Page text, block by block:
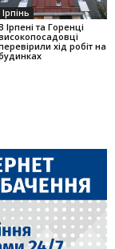
Ірпінь
Ірпені та Горенці
хід робіт на